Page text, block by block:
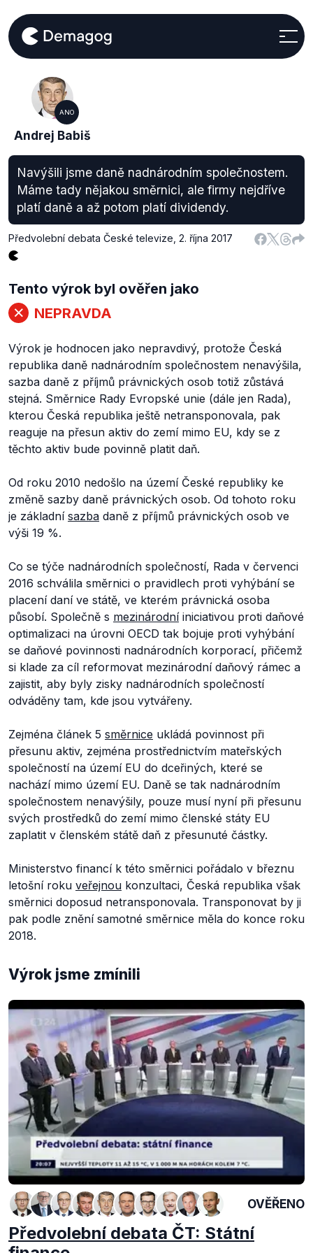
ANO
Andrej Babiš
Navýšili jsme daně nadnárodním společnostem.
Máme tady nějakou směrnici, ale firmy nejdříve
platí daně a až potom platí dividendy.
Předvolební debata České televize 2. října 2017
Tento výrok byl ověřen jako
NEPRAVDA
Výrok je hodnocen jako nepravdivý, protože Česká
republika daně nadnárodním společnostem nenavýšila,
sazba daně z příjmů právnických osob totiž zůstává
stejná. Směrnice Rady Evropské unie (dále jen Rada),
kterou Česká republika ještě netransponovala, pak
reaguje na přesun aktiv do zemí mimo EU, kdy se z
těchto aktiv bude povinně platit daň.
Od roku 2010 nedošlo na území České republiky ke
změně sazby daně právnických osob. Od tohoto roku
je základní sazba daně z příjmů právnických osob ve
výši 19 %.
Co se týče nadnárodních společností, Rada v červenci
2016 schválila směrnici o pravidlech proti vyhýbání se
placení daní ve státě, ve kterém právnická osoba
působí. Společně s mezinárodníiniciativou proti daňové
optimalizaci na úrovni OECD tak bojuje proti vyhýbání
se daňové povinnosti nadnárodních korporací, přičemž
si klade za cíl reformovat mezinárodní daňový rámec a
zajistit, aby byly zisky nadnárodních společností
odváděny tam, kde jsou vytvářeny.
Zejména článek 5 směrnice ukládá povinnost při
přesunu aktiv, zejména prostřednictvím mateřských
společností na území EU do dceřiných, které se
nachází mimo území EU. Daně se tak nadnárodním
společnostem nenavýšily, pouze musí nyní při přesunu
svých prostředků do zemí mimo členské státy EU
zaplatit v členském státě daň z přesunuté částky.
Ministerstvo financí k této směrnici pořádalo v březnu
letošní roku veřejnou konzultaci, Česká republika však
směrnici doposud netransponovala. Transponovat by ji
pak podle znění samotné směrnice měla do konce roku
2018.
Výrok jsme zmínili
OVĚŘENO
Předvolební debata ČT: Státní